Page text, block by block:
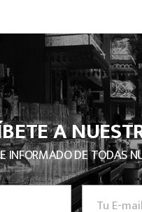
A
INFORMADO DE TODAS